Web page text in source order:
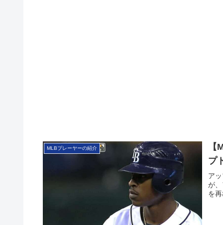
MLBプレーヤーの紹介
プ
ア
が
を